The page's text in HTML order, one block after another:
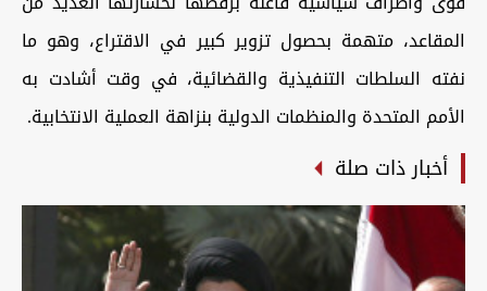
المقاعد، متهمة بحصول تزوير كبير في الاقتراع، وهو ما
نفته السلطات التنفيذية والقضائية، في وقت أشادت به
الأمم المتحدة والمنظمات الدولية بنزاهة العملية الانتخابية.
أخبار ذات صلة